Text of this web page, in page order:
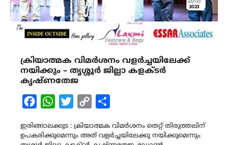
ക്രിയാത്മക വിമർശനം വളർച്ചയിലേക്ക്
നയിക്കും – തൃശ്ശൂർ ജില്ലാ കളക്ടർ
കൃഷ്ണതേജ
FacebookWhatsAppTwitterCopy
ഇരിങ്ങാലക്കുട : ക്രിയാത്മക വിമർശനം തെറ്റ് തിരുത്തലിന്
ഉപകരിക്കുമെന്നും അത് വളർച്ചയിലേക്കു നയിക്കുമെന്നും